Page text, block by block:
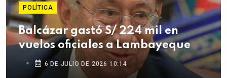
POLÍTICA
Balcázar gastó S/ 224 mil en
vuelos oficiales a Lambayeque
6 DE JULIO DE 2026 10:14